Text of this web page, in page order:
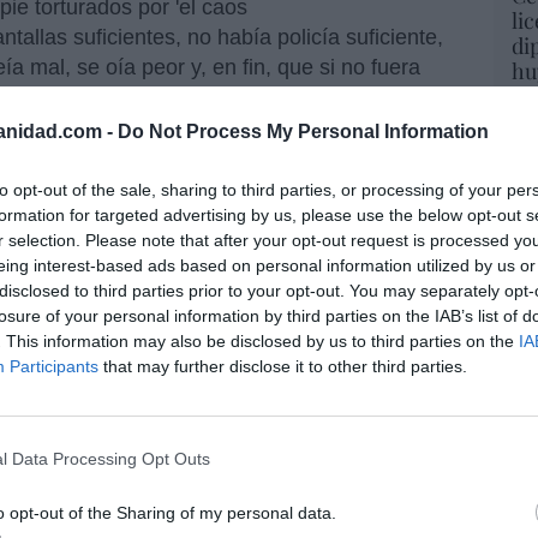
- Do Not Process My Personal Information
opt-out of the sale, sharing to third parties, or processing of your
for targeted advertising by us, please use the below opt-out
selection. Please note that after your opt-out request is processed
interest-based ads based on personal information utilized by us
to third parties prior to your opt-out. You may separately
of your personal information by third parties on the IAB’s list of
This information may also be disclosed by us to third parties on the
Participants that may further disclose it to other third parties.
Data Processing Opt Outs
opt-out of the Sharing of my personal data.
torturados por 'el caos
suficientes, no había policía suficiente,
mal, se oía peor y, en fin, que si no fuera
sigue ganando batallas después de
al masoquismo. Y lo peor, mis queridos
de esos muchachos no habían nacido en
en el sucesor de Pedro. Vamos, que la
por qué, pero Juan Pablo IIencajó siempre
que nunca hemos propendido hacia esa
vida adulta, los que de buena gana
al Tíber -es lo suyo, escribo desde Roma-
entre Karol Wojtylay los
imposible. Pero así es: el polaco continúa
Es un tipo duro que no proponía cosas
por eso los jóvenes le querían tanto y le
la marcha. Entre el público asistente a la
domingo, predominaban, cómo no, los
mi natural predilección por las mujeres -soy
tu